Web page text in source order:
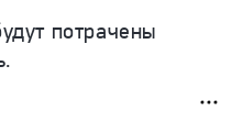
потрачены